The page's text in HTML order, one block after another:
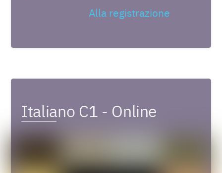
Alla registrazione
Italiano C1 - Online